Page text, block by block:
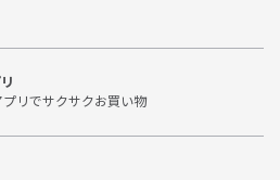
リでサクサクお買い物